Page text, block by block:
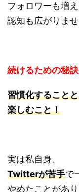
フォロワーも増え
認知も広がりませ
続けるための秘訣
習慣化することと
楽しむこと！
実は私自身、
Twitterが苦手で
やめたことがあり